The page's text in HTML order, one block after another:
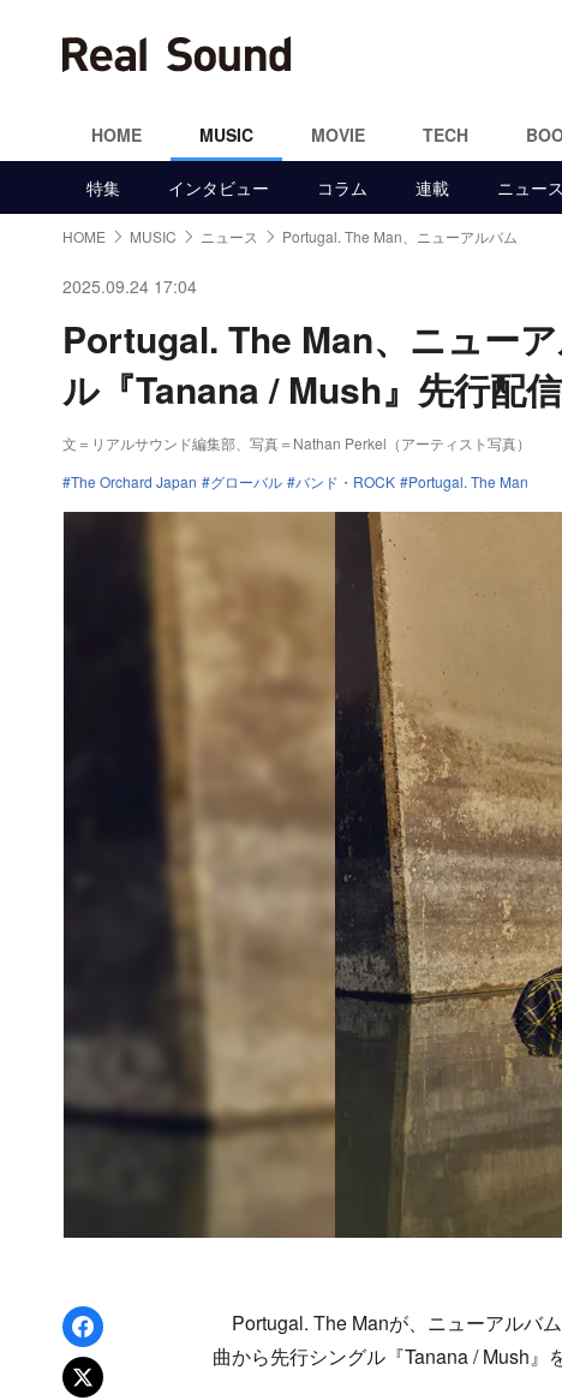
HOME MUSIC MOVIE TECH
特集 インタビュー コラム 連載 ニュース
HOME MUSIC ニュース Portugal. The Man、ニューアルバム
2025.09.24 17:04
Portugal. The Man、ニュー
ル『Tanana / Mush』先行配
文＝リアルサウンド編集部 、写真＝Nathan Perkel（アーティスト写真）
The Orchard Japan
グローバル バンド・ROCK Portugal. The Man
Facebookでシェア
xでポスト
Portugal. The Manが、ニューアルバ
曲から先行シングル『Tanana / Mush』